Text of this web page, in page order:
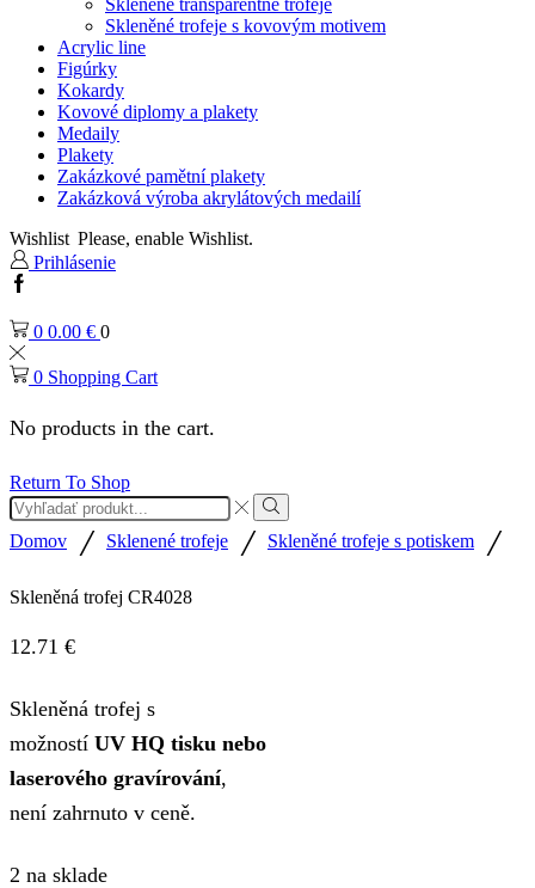
Sklenené transparentné trofeje
Skleněné trofeje s kovovým motivem
Acrylic line
Figúrky
Kokardy
Kovové diplomy a plakety
Medaily
Plakety
Zakázkové pamětní plakety
Zakázková výroba akrylátových medailí
Wishlist Please, enable Wishlist.
Prihlásenie
Facebook
0 0.00 € 0
0 Shopping Cart
No products in the cart.
Return To Shop
Search
input
Search
Domov / Sklenené trofeje / Skleněné trofeje s potiskem /
Skleněná trofej CR4028
12.71 €
Skleněná trofej s
možností UV HQ tisku nebo
laserového gravírování,
není zahrnuto v ceně.
2 na sklade